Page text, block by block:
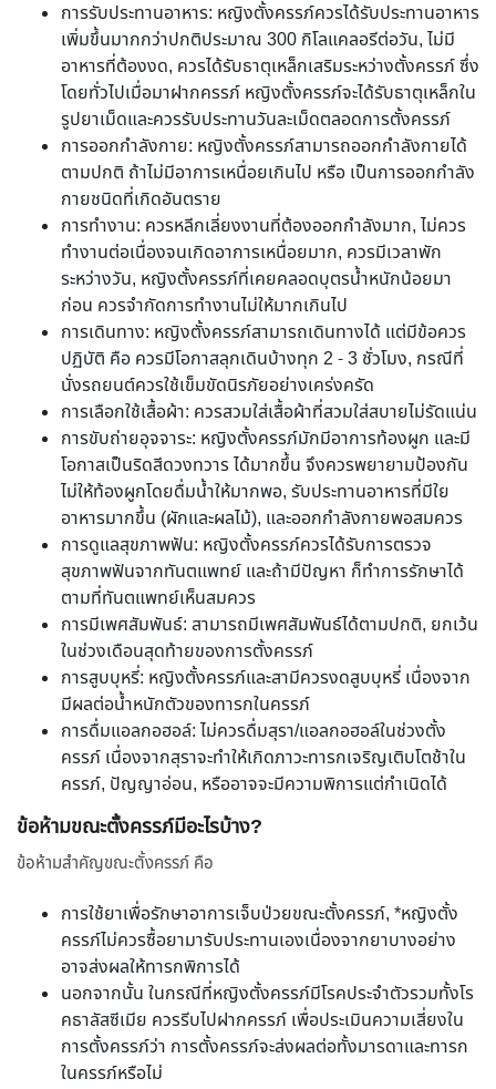
การรับประทานอาหาร: หญิงตั้งครรภ์ควรได้รับประทานอาหาร
เพิ่มขึ้นมากกว่าปกติประมาณ 300 กิโลแคลอรีต่อวัน, ไม่มี
อาหารที่ต้องงด, ควรได้รับธาตุเหล็กเสริมระหว่างตั้งครรภ์ ซึ่ง
โดยทั่วไปเมื่อมาฝากครรภ์ หญิงตั้งครรภ์จะได้รับธาตุเหล็กใน
รูปยาเม็ดและควรรับประทานวันละเม็ดตลอดการตั้งครรภ์
การออกกำลังกาย: หญิงตั้งครรภ์สามารถออกกำลังกายได้
ตามปกติ ถ้าไม่มีอาการเหนื่อยเกินไป หรือ เป็นการออกกำลัง
กายชนิดที่เกิดอันตราย
การทำงาน: ควรหลีกเลี่ยงงานที่ต้องออกกำลังมาก, ไม่ควร
ทำงานต่อเนื่องจนเกิดอาการเหนื่อยมาก, ควรมีเวลาพัก
ระหว่างวัน, หญิงตั้งครรภ์ที่เคยคลอดบุตรน้ำหนักน้อยมา
ก่อน ควรจำกัดการทำงานไม่ให้มากเกินไป
การเดินทาง: หญิงตั้งครรภ์สามารถเดินทางได้ แต่มีข้อควร
ปฏิบัติ คือ ควรมีโอกาสลุกเดินบ้างทุก 2 - 3 ชั่วโมง, กรณีที่
นั่งรถยนต์ควรใช้เข็มขัดนิรภัยอย่างเคร่งครัด
การเลือกใช้เสื้อผ้า: ควรสวมใส่เสื้อผ้าที่สวมใส่สบายไม่รัดแน่น
การขับถ่ายอุจจาระ: หญิงตั้งครรภ์มักมีอาการท้องผูก และมี
โอกาสเป็นริดสีดวงทวาร ได้มากขึ้น จึงควรพยายามป้องกัน
ไม่ให้ท้องผูกโดยดื่มน้ำให้มากพอ, รับประทานอาหารที่มีใย
อาหารมากขึ้น (ผักและผลไม้), และออกกำลังกายพอสมควร
การดูแลสุขภาพฟัน: หญิงตั้งครรภ์ควรได้รับการตรวจ
สุขภาพฟันจากทันตแพทย์ และถ้ามีปัญหา ก็ทำการรักษาได้
ตามที่ทันตแพทย์เห็นสมควร
การมีเพศสัมพันธ์: สามารถมีเพศสัมพันธ์ได้ตามปกติ, ยกเว้น
ในช่วงเดือนสุดท้ายของการตั้งครรภ์
การสูบบุหรี่: หญิงตั้งครรภ์และสามีควรงดสูบบุหรี่ เนื่องจาก
มีผลต่อน้ำหนักตัวของทารกในครรภ์
การดื่มแอลกอฮอล์: ไม่ควรดื่มสุรา/แอลกอฮอล์ในช่วงตั้ง
ครรภ์ เนื่องจากสุราจะทำให้เกิดภาวะทารกเจริญเติบโตช้าใน
ครรภ์, ปัญญาอ่อน, หรืออาจจะมีความพิการแต่กำเนิดได้
ข้อห้ามขณะตั้งครรภ์มีอะไรบ้าง?
ข้อห้ามสำคัญขณะตั้งครรภ์ คือ
การใช้ยาเพื่อรักษาอาการเจ็บป่วยขณะตั้งครรภ์, *หญิงตั้ง
ครรภ์ไม่ควรซื้อยามารับประทานเองเนื่องจากยาบางอย่าง
อาจส่งผลให้ทารกพิการได้
นอกจากนั้น ในกรณีที่หญิงตั้งครรภ์มีโรคประจำตัวรวมทั้งโร
คธาลัสซีเมีย ควรรีบไปฝากครรภ์ เพื่อประเมินความเสี่ยงใน
การตั้งครรภ์ว่า การตั้งครรภ์จะส่งผลต่อทั้งมารดาและทารก
ในครรภ์หรือไม่